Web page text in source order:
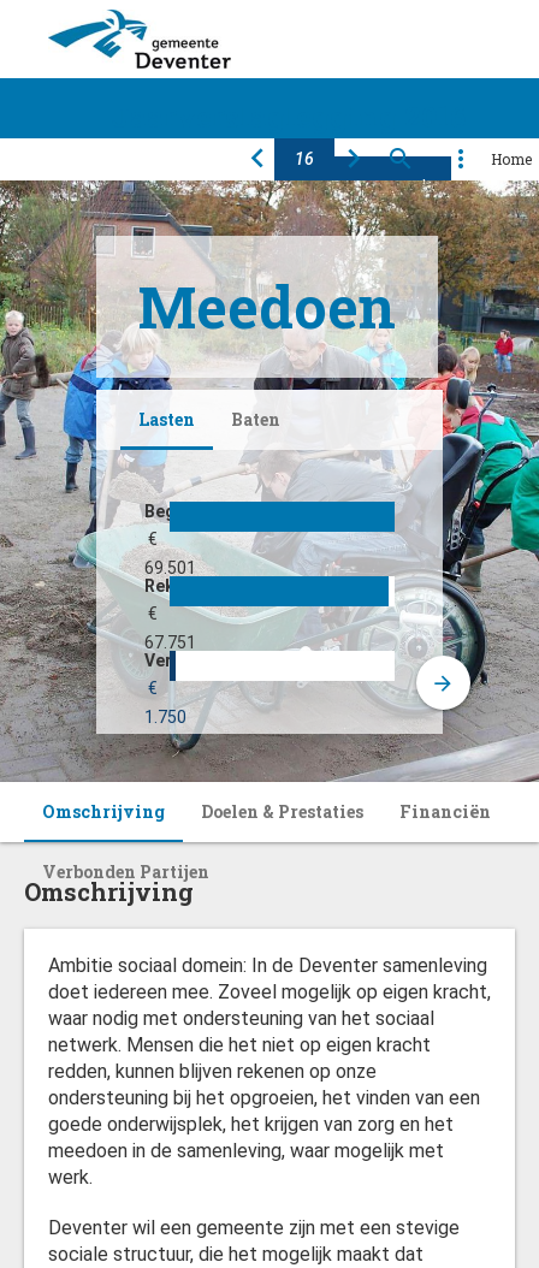
Algemeen Financiën Programma's
Producten Paragrafen Bijlagen
Home
Meedoen
Lasten Baten
Begroot
€
69.501
Rekening
€
67.751
Verschil
€
1.750
Omschrijving Doelen & Prestaties Financiën
Verbonden Partijen
Omschrijving
Ambitie sociaal domein: In de Deventer samenleving
doet iedereen mee. Zoveel mogelijk op eigen kracht,
waar nodig met ondersteuning van het sociaal
netwerk. Mensen die het niet op eigen kracht
redden, kunnen blijven rekenen op onze
ondersteuning bij het opgroeien, het vinden van een
goede onderwijsplek, het krijgen van zorg en het
meedoen in de samenleving, waar mogelijk met
werk.
Deventer wil een gemeente zijn met een stevige
sociale structuur, die het mogelijk maakt dat